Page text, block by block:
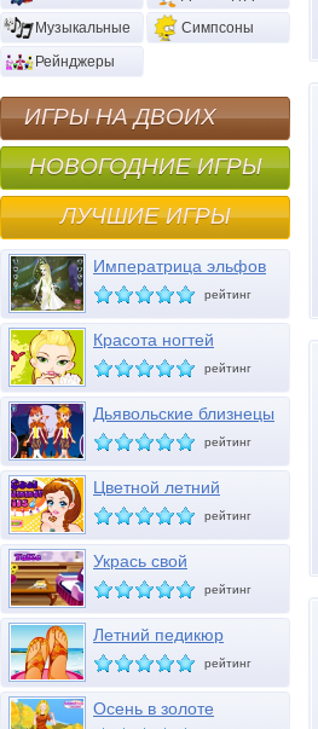
Музыкальные
Симпсоны
Рейнджеры
ИГРЫ НА ДВОИХ
НОВОГОДНИЕ ИГРЫ
ЛУЧШИЕ ИГРЫ
Императрица эльфов
рейтинг
Красота ногтей
рейтинг
Дьявольские близнецы
Хэллоуина
рейтинг
Цветной летний
маникюр
рейтинг
Укрась свой
журнальный столик
рейтинг
Летний педикюр
рейтинг
Осень в золоте